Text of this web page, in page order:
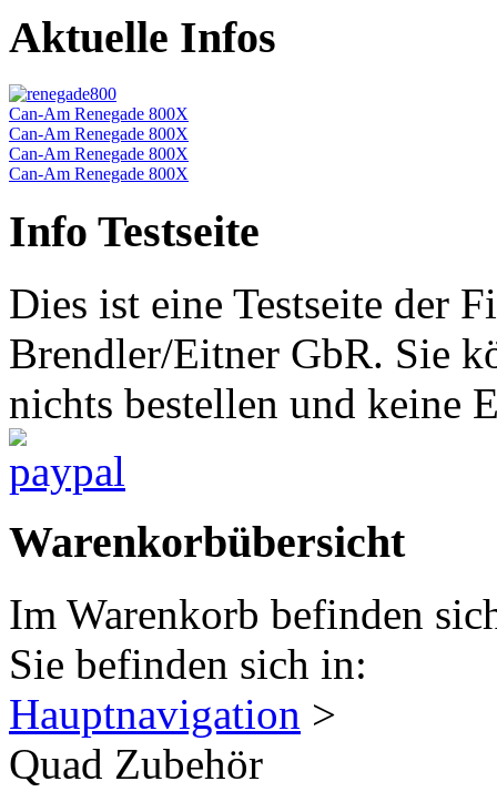
Aktuelle Infos
Can-Am Renegade 800X
Can-Am Renegade 800X
Can-Am Renegade 800X
Can-Am Renegade 800X
Info Testseite
Dies ist eine Testseite der
Brendler/Eitner GbR. Sie
nichts bestellen und keine
Warenkorbübersicht
Im Warenkorb befinden
Sie befinden sich in:
Hauptnavigation >
Quad Zubehör